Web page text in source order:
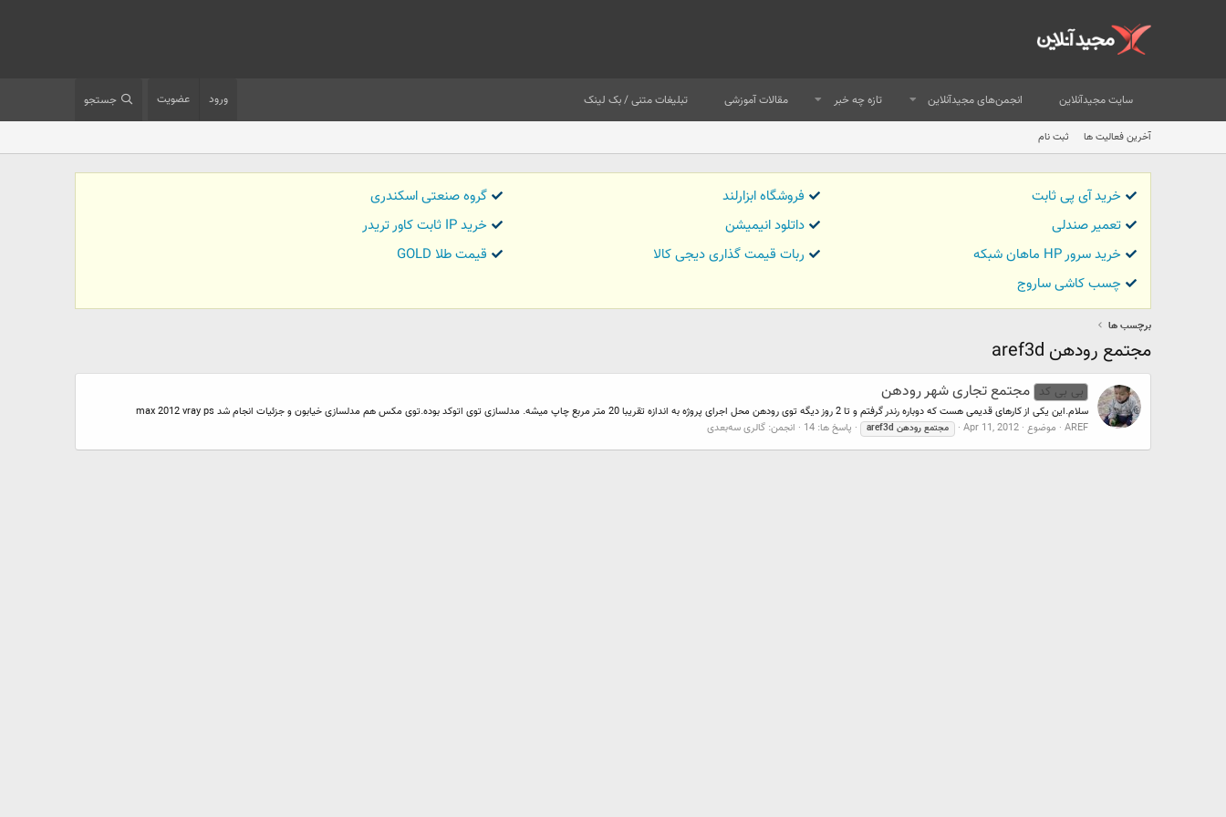
سایت مجیدآنلاین انجمن‌های مجیدآنلاین تازه چه خبر مقالات آموزشی تبلیغات متنی / بک لینک ورود عضویت جستجو
آخرین فعالیت ها ثبت نام
خرید آی پی ثابت فروشگاه ابزارلند
گروه صنعتی اسکندری
تعمیر صندلی
داتلود انیمیشن
خرید IP ثابت کاور تریدر
خرید سرور HP ماهان شبکه
ربات قیمت گذاری دیجی کالا
قیمت طلا GOLD
چسب کاشی ساروج
برچسب ها
مجتمع رودهن aref3d
بی بی کد مجتمع تجاری شهر رودهن
سلام.این یکی از کارهای قدیمی هست که دوباره رندر گرفتم و تا 2 روز دیگه توی رودهن محل اجرای پروژه به اندازه تقریبا 20 متر مربع چاپ میشه. مدلسازی توی اتوکد بوده.توی مکس هم مدلسازی خیابون و جزئیات انجام شد max 2012 vray ps
AREF موضوع Apr 11, 2012 مجتمع رودهن aref3d پاسخ ها: 14 انجمن: گالری سه‌بعدی